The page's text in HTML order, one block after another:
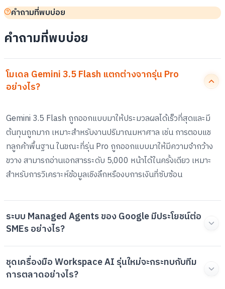
คำถามที่พบบ่อย
คำถามที่พบบ่อย
โมเดล Gemini 3.5 Flash แตกต่างจากรุ่น Pro
อย่างไร?
Gemini 3.5 Flash ถูกออกแบบมาให้ประมวลผลได้เร็วที่สุดและมี
ต้นทุนถูกมาก เหมาะสำหรับงานปริมาณมหาศาล เช่น การตอบแช
ทลูกค้าพื้นฐาน ในขณะที่รุ่น Pro ถูกออกแบบมาให้มีความจำกว้าง
ขวาง สามารถอ่านเอกสารระดับ 5,000 หน้าได้ในครั้งเดียว เหมาะ
สำหรับการวิเคราะห์ข้อมูลเชิงลึกหรืองบการเงินที่ซับซ้อน
ระบบ Managed Agents ของ Google มีประโยชน์ต่อ
SMEs อย่างไร?
ชุดเครื่องมือ Workspace AI รุ่นใหม่จะกระทบกับทีม
การตลาดอย่างไร?